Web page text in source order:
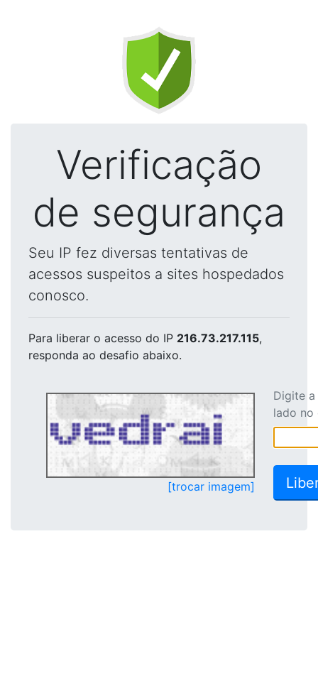
Verificação
de segurança
Seu IP fez diversas tentativas de
acessos suspeitos a sites hospedados
conosco.
Para liberar o acesso do IP 216.73.217.115,
responda ao desafio abaixo.
[trocar imagem]
Digite
lado no